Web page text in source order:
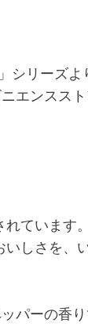
リーズよ
エンスス
ています
しさを、
パーの香